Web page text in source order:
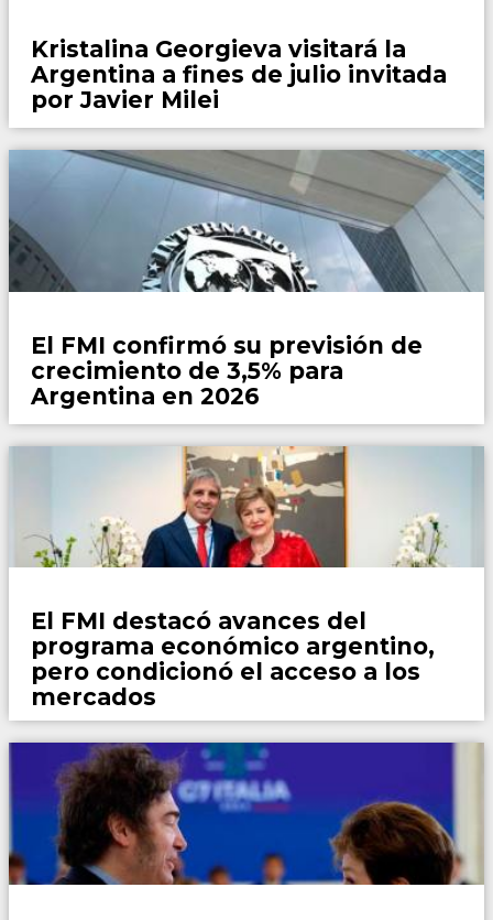
Kristalina Georgieva visitará la
Argentina a fines de julio invitada
por Javier Milei
El FMI confirmó su previsión de
crecimiento de 3,5% para
Argentina en 2026
El FMI destacó avances del
programa económico argentino,
pero condicionó el acceso a los
mercados